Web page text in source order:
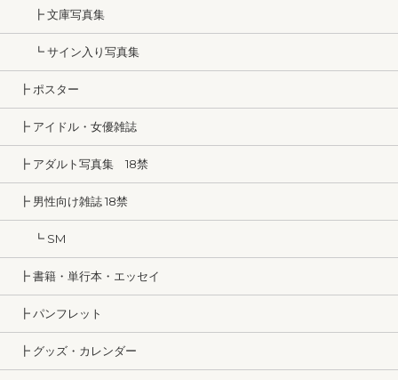
┣ 文庫写真集
┗ サイン入り写真集
┣ ポスター
┣ アイドル・女優雑誌
┣ アダルト写真集 18禁
┣ 男性向け雑誌 18禁
┗ SM
┣ 書籍・単行本・エッセイ
┣ パンフレット
┣ グッズ・カレンダー